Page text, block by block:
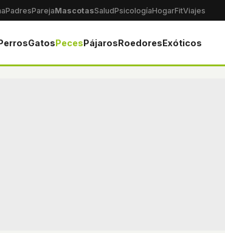
PadresParejaMascotasSaludPsicologíaHogarFitViajes
GatosPecesPájarosRoedoresExóticos